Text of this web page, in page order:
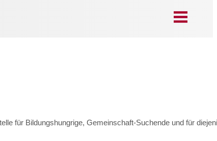
für Bildungshungrige, Gemeinschaft-Suchende und für